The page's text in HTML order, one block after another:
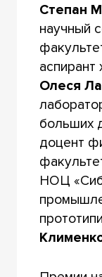
Степан
научный
аспирант
Олеся
больших
доцент
НОЦ